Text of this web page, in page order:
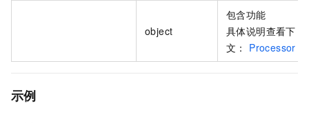
object
包含功能
具体说明查看下
文： Processor
示例